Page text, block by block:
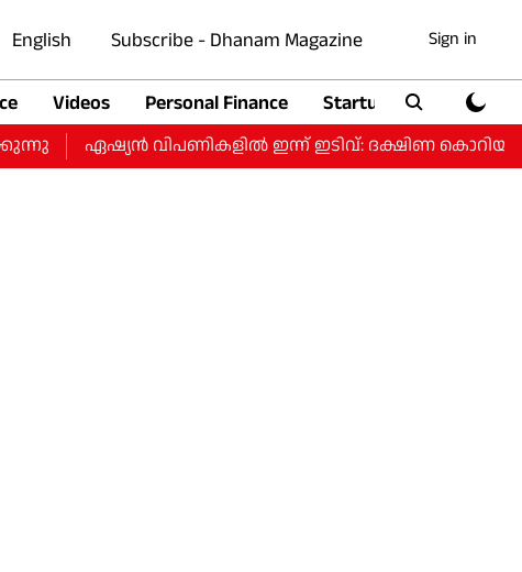
English Subscribe - Dhanam Magazine Sign in
Videos Personal Finance Startup
ഏഷ്യൻ വിപണികളിൽ ഇന്ന് ഇടിവ്: ദക്ഷിണ കൊറിയൻ